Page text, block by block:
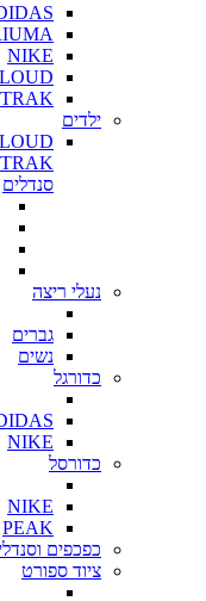
NIKE
TRAK
ילדים
TRAK
סנדלים
נעלי ריצה
גברים
נשים
כדורגל
NIKE
כדורסל
NIKE
PEAK
כפכפים
ציוד ספורט